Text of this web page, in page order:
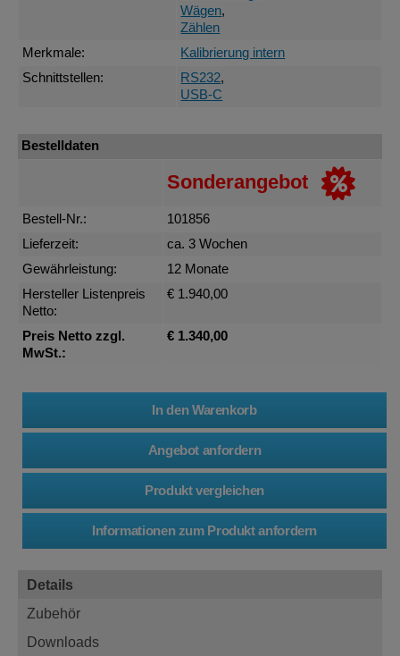
Wägen,
Zählen
Merkmale:
Kalibrierung intern
Schnittstellen:
RS232,
USB-C
Bestelldaten
Sonderangebot
Bestell-Nr.:
101856
Lieferzeit:
ca. 3 Wochen
Gewährleistung:
12 Monate
Hersteller Listenpreis
Netto:
€ 1.940,00
Preis Netto zzgl.
MwSt.:
€ 1.340,00
Details
Zubehör
Downloads